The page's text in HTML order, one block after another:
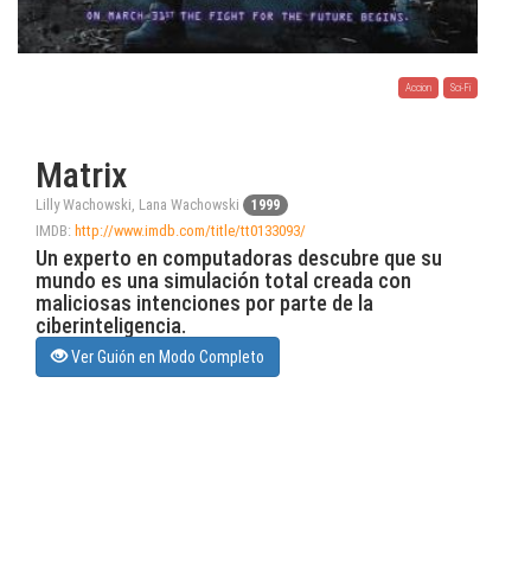
Accion Sci-Fi
Matrix
Lilly Wachowski, Lana Wachowski 1999
IMDB: http://www.imdb.com/title/tt0133093/
Un experto en computadoras descubre que su
mundo es una simulación total creada con
maliciosas intenciones por parte de la
ciberinteligencia.
Ver Guión en Modo Completo